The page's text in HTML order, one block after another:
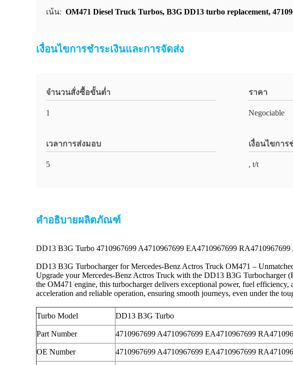
เน้น: OM471 Diesel Truck Turbos, B3G DD13 turbo replacement,
เงื่อนไขการชำระเงินและการจัดส่ง
จำนวนสั่งซื้อขั้นต่ำ
1
ราคา
Negociable
เวลาการส่งมอบ
5
เงื่อนไขการ
, t/t
คำอธิบายผลิตภัณฑ์
DD13 B3G Turbo 4710967699 A4710967699 EA4710967699
DD13 B3G Turbocharger for Mercedes-Benz Actros Truck OM471 –
Upgrade your Mercedes-Benz Actros Truck with the DD13 B3G
the OM471 engine, this turbocharger delivers exceptional power, fuel
acceleration and reliable operation, ensuring smooth journeys, even under the
Turbo Model DD13 B3G Turbo
Part Number 4710967699 A4710967699 EA4710967699
OE Number 4710967699 A4710967699 EA4710967699